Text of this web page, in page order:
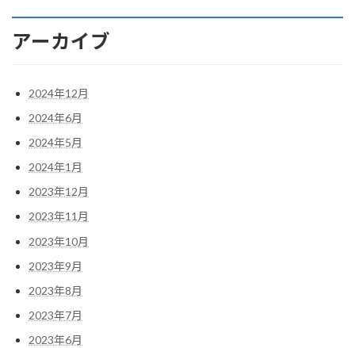
アーカイブ
2024年12月
2024年6月
2024年5月
2024年1月
2023年12月
2023年11月
2023年10月
2023年9月
2023年8月
2023年7月
2023年6月